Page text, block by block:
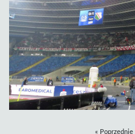
« Poprzednie